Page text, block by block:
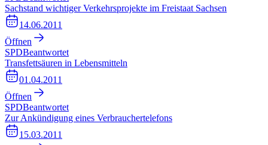
Sachstand wichtiger Verkehrsprojekte im Freistaat Sachsen
14.06.2011
Öffnen
SPDBeantwortet
Transfettsäuren in Lebensmitteln
01.04.2011
Öffnen
SPDBeantwortet
Zur Ankündigung eines Verbrauchertelefons
15.03.2011